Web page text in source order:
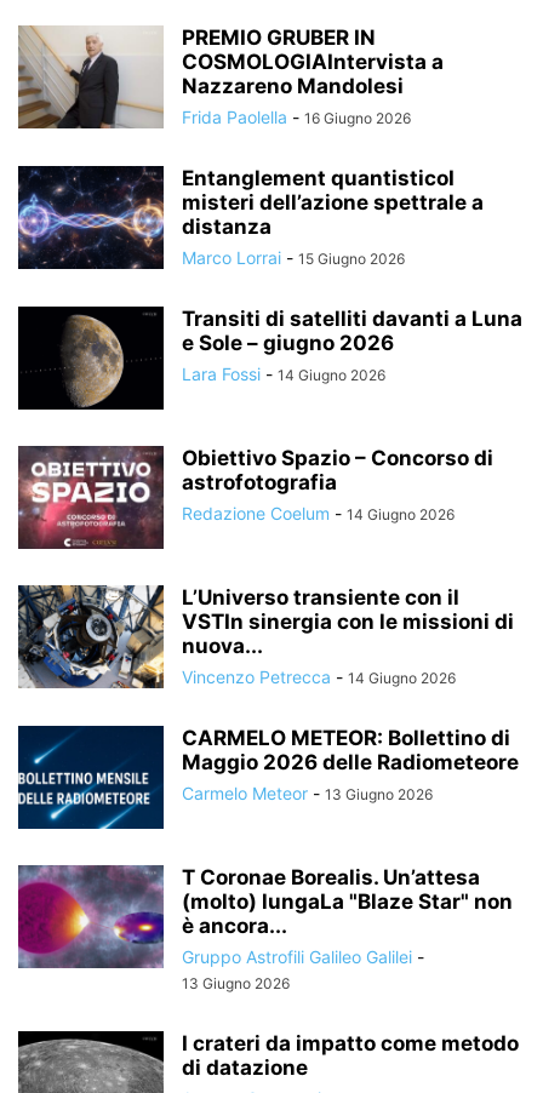
PREMIO GRUBER IN
COSMOLOGIAIntervista a
Nazzareno Mandolesi
Frida Paolella - 16 Giugno 2026
Entanglement quantisticoI
misteri dell’azione spettrale a
distanza
Marco Lorrai - 15 Giugno 2026
Transiti di satelliti davanti a Luna
e Sole – giugno 2026
Lara Fossi - 14 Giugno 2026
Obiettivo Spazio – Concorso di
astrofotografia
Redazione Coelum - 14 Giugno 2026
L’Universo transiente con il
VSTIn sinergia con le missioni di
nuova...
Vincenzo Petrecca - 14 Giugno 2026
CARMELO METEOR: Bollettino di
Maggio 2026 delle Radiometeore
Carmelo Meteor - 13 Giugno 2026
T Coronae Borealis. Un’attesa
(molto) lungaLa "Blaze Star" non
è ancora...
Gruppo Astrofili Galileo Galilei -
13 Giugno 2026
I crateri da impatto come metodo
di datazione